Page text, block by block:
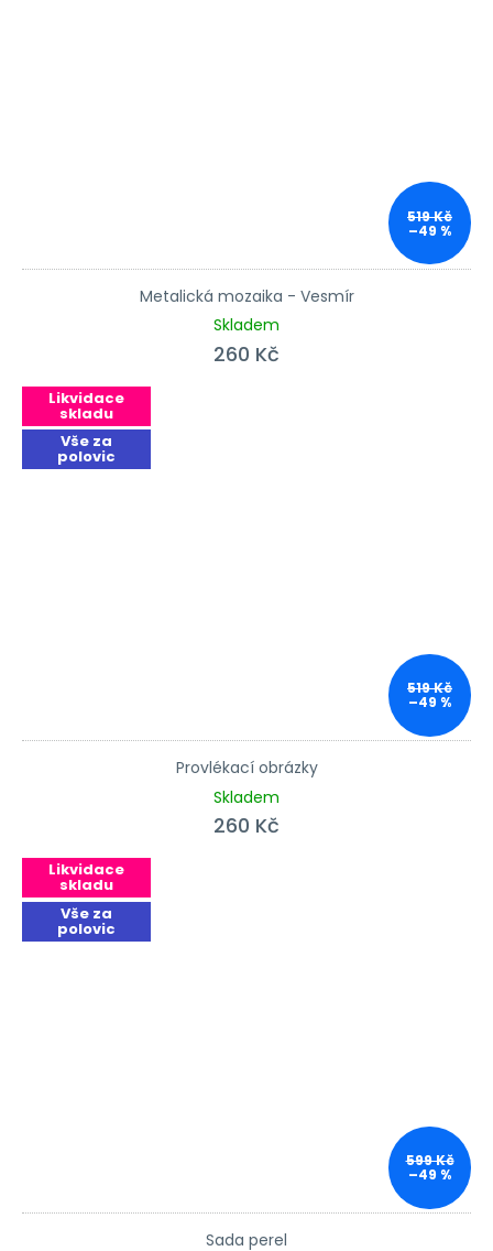
519 Kč
–49 %
Metalická mozaika - Vesmír
Skladem
260 Kč
Likvidace
skladu
Vše za
polovic
519 Kč
–49 %
Provlékací obrázky
Skladem
260 Kč
Likvidace
skladu
Vše za
polovic
599 Kč
–49 %
Sada perel